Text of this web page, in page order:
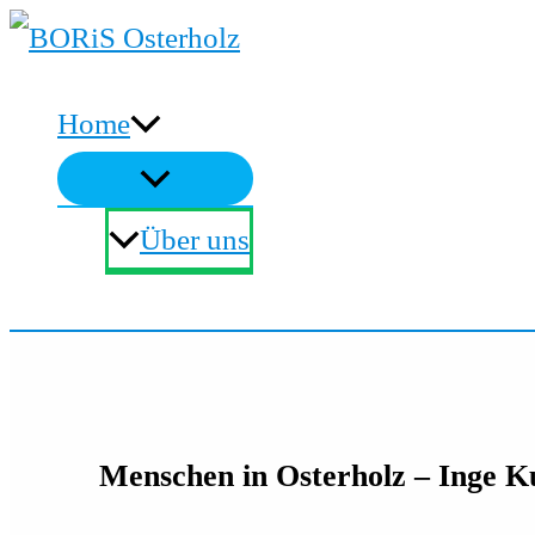
Zum
springen
Home
Über uns
Menschen in Osterholz – Inge